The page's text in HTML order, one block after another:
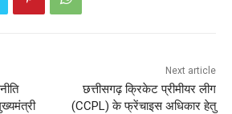
Next article
छत्तीसगढ़ क्रिकेट प्रीमीयर लीग
(CCPL) के फ्रेंचाइस अधिकार हेतु